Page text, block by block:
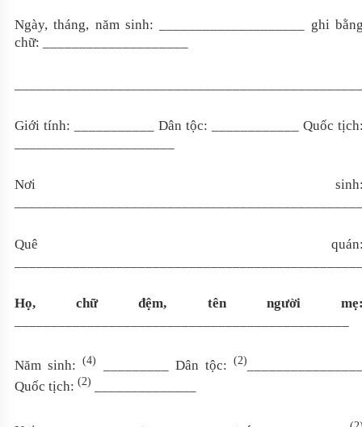
Ngày, tháng, năm sinh: ____________________ ghi
chữ: ____________________
Giới tính: ___________ Dân tộc: ____________ Quốc
Nơi
Quê
Họ, chữ đệm, tên người
Năm sinh:(4) _________ Dân tộc:(2)
Quốc tịch: (2)